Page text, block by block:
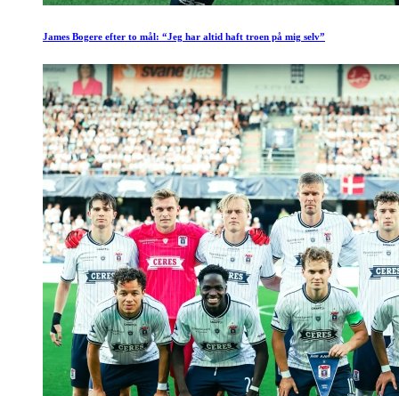
James Bogere efter to mål: “Jeg har altid haft troen på mig selv”